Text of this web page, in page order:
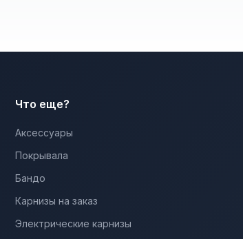
Что еще?
Аксессуары
Покрывала
Бандо
Карнизы на заказ
Электрические карнизы